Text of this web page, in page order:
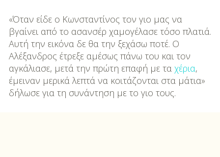
«Όταν είδε ο Κωνσταντίνος τον γιο μας να
βγαίνει από το ασανσέρ χαμογέλασε τόσο πλατιά.
Αυτή την εικόνα δε θα την ξεχάσω ποτέ. Ο
Αλέξανδρος έτρεξε αμέσως πάνω του και τον
αγκάλιασε, μετά την πρώτη επαφή με τα χέρια,
έμειναν μερικά λεπτά να κοιτάζονται στα μάτια»
δήλωσε για τη συνάντηση με το γιο τους.